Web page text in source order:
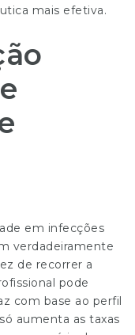
mais efetiva.
em infecções
verdadeiramente
de recorrer a
pode
com base ao perfil
aumenta as taxas